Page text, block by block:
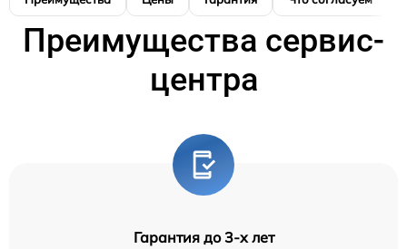
Преимущества сервис-
центра
Гарантия до 3-х лет